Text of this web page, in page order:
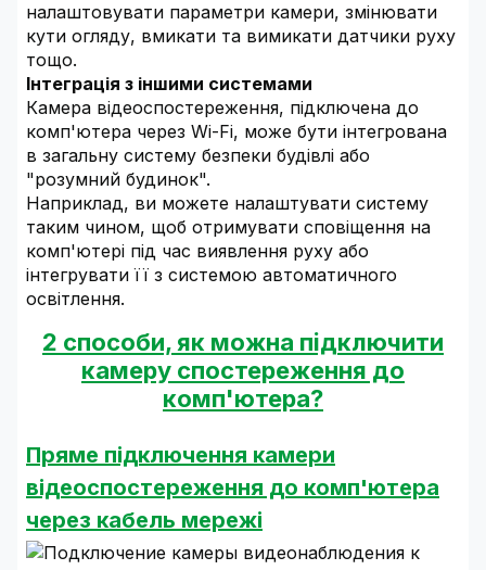
налаштовувати параметри камери, змінювати
кути огляду, вмикати та вимикати датчики руху
тощо.
Інтеграція з іншими системами
Камера відеоспостереження, підключена до
комп'ютера через Wi-Fi, може бути інтегрована
в загальну систему безпеки будівлі або
"розумний будинок".
Наприклад, ви можете налаштувати систему
таким чином, щоб отримувати сповіщення на
комп'ютері під час виявлення руху або
інтегрувати її з системою автоматичного
освітлення.
2 способи, як можна підключити
камеру спостереження до
комп'ютера?
Пряме підключення камери
відеоспостереження до комп'ютера
через кабель мережі